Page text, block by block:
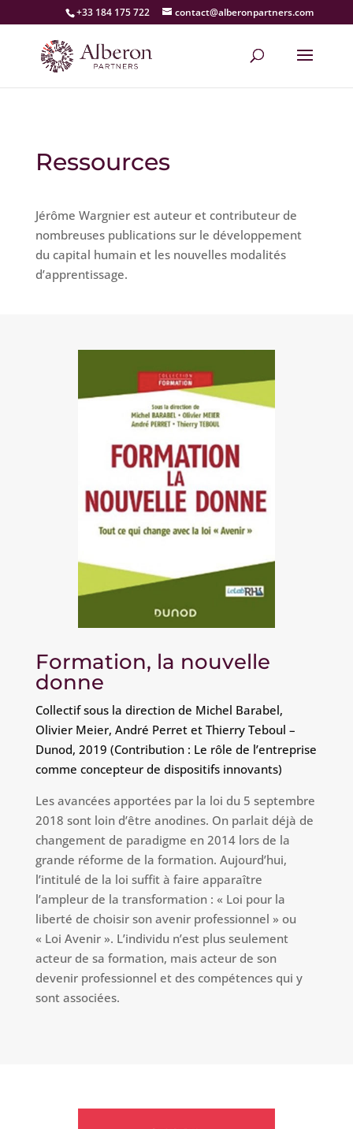
+33 184 175 722 contact@alberonpartners.com
Ressources
Jérôme Wargnier est auteur et contributeur de
nombreuses publications sur le développement
du capital humain et les nouvelles modalités
d’apprentissage.
Formation, la nouvelle
donne
Collectif sous la direction de Michel Barabel,
Olivier Meier, André Perret et Thierry Teboul –
Dunod, 2019 (Contribution : Le rôle de l’entreprise
comme concepteur de dispositifs innovants)
Les avancées apportées par la loi du 5 septembre
2018 sont loin d’être anodines. On parlait déjà de
changement de paradigme en 2014 lors de la
grande réforme de la formation. Aujourd’hui,
l’intitulé de la loi suffit à faire apparaître
l’ampleur de la transformation : « Loi pour la
liberté de choisir son avenir professionnel » ou
« Loi Avenir ». L’individu n’est plus seulement
acteur de sa formation, mais acteur de son
devenir professionnel et des compétences qui y
sont associées.